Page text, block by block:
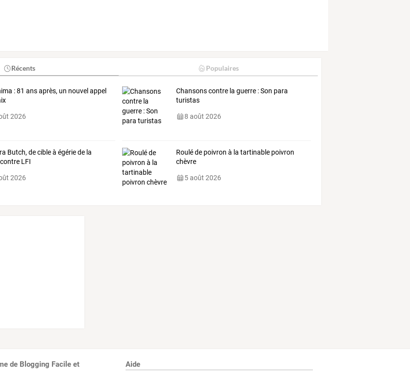
Récents Populaires
: 81 ans après, un nouvel appel
2026
Chansons contre la guerre : Son para
turistas
8 août 2026
Butch, de cible à égérie de la
LFI
2026
Roulé de poivron à la tartinable poivron
chèvre
5 août 2026
de Blogging Facile et
Aide